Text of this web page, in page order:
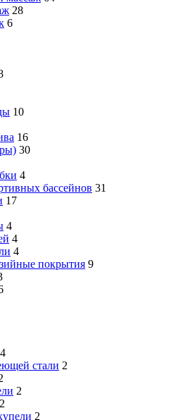
28
6
10
16
30
4
бассейнов 31
17
4
4
4
покрытия 9
4
стали 2
2
2
2